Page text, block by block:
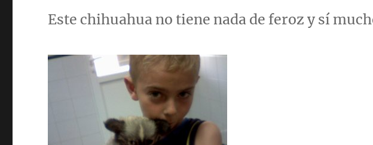
Este chihuahua no tiene nada de feroz y sí